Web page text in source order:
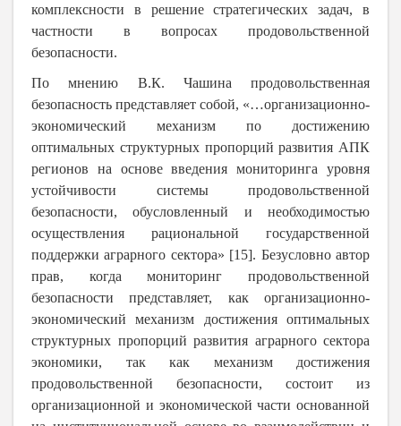
комплексности в решение стратегических задач, в
частности в вопросах продовольственной
безопасности.
По мнению В.К. Чашина продовольственная
безопасность представляет собой, «…организационно-
экономический механизм по достижению
оптимальных структурных пропорций развития АПК
регионов на основе введения мониторинга уровня
устойчивости системы продовольственной
безопасности, обусловленный и необходимостью
осуществления рациональной государственной
поддержки аграрного сектора» [15]. Безусловно автор
прав, когда мониторинг продовольственной
безопасности представляет, как организационно-
экономический механизм достижения оптимальных
структурных пропорций развития аграрного сектора
экономики, так как механизм достижения
продовольственной безопасности, состоит из
организационной и экономической части основанной